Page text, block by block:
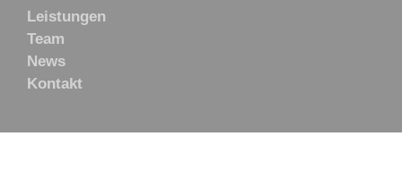
überspringen
Leistungen
Team
News
Kontakt